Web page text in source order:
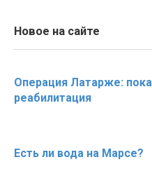
Новое на сайте
Операция Латарже:
реабилитация
Есть ли вода на Марсе?